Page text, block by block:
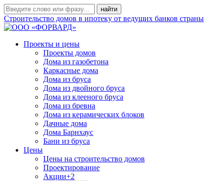
Строительство домов в ипотеку от ведущих банков страны
Проекты и цены
Проекты домов
Дома из газобетона
Каркасные дома
Дома из бруса
Дома из двойного бруса
Дома из клееного бруса
Дома из бревна
Дома из керамических блоков
Дачные дома
Дома Барнхаус
Бани из бруса
Цены
Цены на строительство домов
Проектирование
Акции+2